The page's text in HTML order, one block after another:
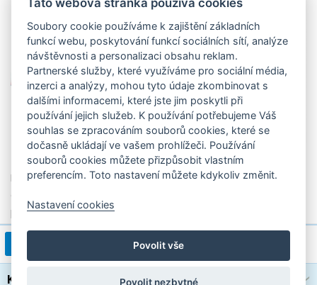
499,00 Kč
Dámský skládací oranžový
peach 56503, Benetton
449,00 Kč
Skládací deštník Benetton
Kategorie
Soubory cookie používáme k zajištění základních
funkcí webu, poskytování funkcí sociálních sítí, analýze
návštěvnosti a personalizaci obsahu reklam.
Partnerské služby, které využíváme pro sociální média,
inzerci a analýzy, mohou tyto údaje zkombinovat s
dalšími informacemi, které jste jim poskytli při
používání jejich služeb. K používání potřebujeme Váš
souhlas se zpracováním souborů cookies, které se
dočasně ukládají ve vašem prohlížeči. Používání
souborů cookies můžete přizpůsobit vlastním
preferencím. Toto nastavení můžete kdykoliv změnit.
Nastavení cookies
Povolit vše
Povolit nezbytné